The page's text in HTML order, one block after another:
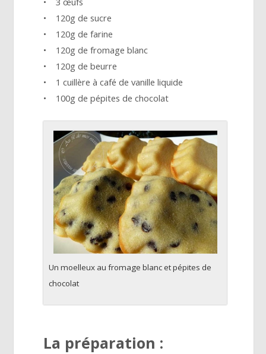
• 120g de sucre
• 120g de farine
• 120g de fromage blanc
• 120g de beurre
• 1 cuillère à café de vanille liquide
• 100g de pépites de chocolat
Un moelleux au fromage blanc et pépites de
chocolat
La préparation :